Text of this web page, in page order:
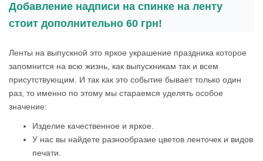
Добавление надписи на спинке на ленту
стоит дополнительно 60 грн!
Ленты на выпускной это яркое украшение праздника которое
запомнится на всю жизнь, как выпускникам так и всем
присутствующим. И так как это событие бывает только один
раз, то именно по этому мы стараемся уделять особое
значение:
Изделие качественное и яркое.
У нас вы найдете разнообразие цветов ленточек и видов
печати.